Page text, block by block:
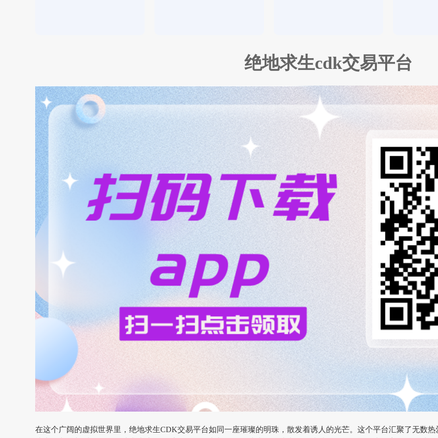
绝地求生cdk交易平台
在这个广阔的虚拟世界里， 绝地求生CDK交易平台如同一座璀璨的明珠，散发着诱人的光芒。这个平台汇聚了无数